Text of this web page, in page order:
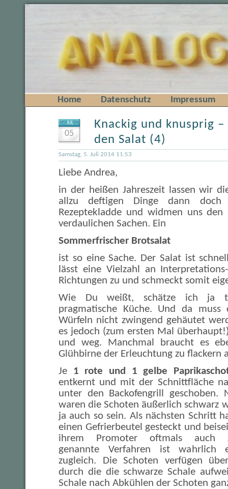
Home Datenschutz Impressum
JUL
05
Knackig und knusprig
den Salat (4)
Samstag, 5. Juli 2014 11:53
Liebe Andrea,
in der heißen Jahreszeit lassen wir
allzu deftigen Dinge dann
Rezeptekladde und widmen uns
verdaulichen Sachen. Ein
Sommerfrischer Brotsalat
ist so eine Sache. Der Salat ist
lässt eine Vielzahl an
Richtungen zu und schmeckt somit
Wie Du weißt, schätze ich ja
pragmatische Küche. Und da
Würfeln nicht zwingend gehäutet
es jedoch (zum ersten Mal
und weg. Manchmal braucht es
Glühbirne der Erleuchtung zu flackern
Je 1 rote und 1 gelbe
entkernt und mit der Schnittfläche
unter den Backofengrill geschoben.
waren die Schoten äußerlich schwarz
ja auch so sein. Als nächsten Schritt
einen Gefrierbeutel gesteckt und
ihrem Promoter oftmals auch
genannte Verfahren ist wahrlich
zugleich. Die Schoten verfügen
durch die die schwarze Schale
Schale nach Abkühlen der Schoten